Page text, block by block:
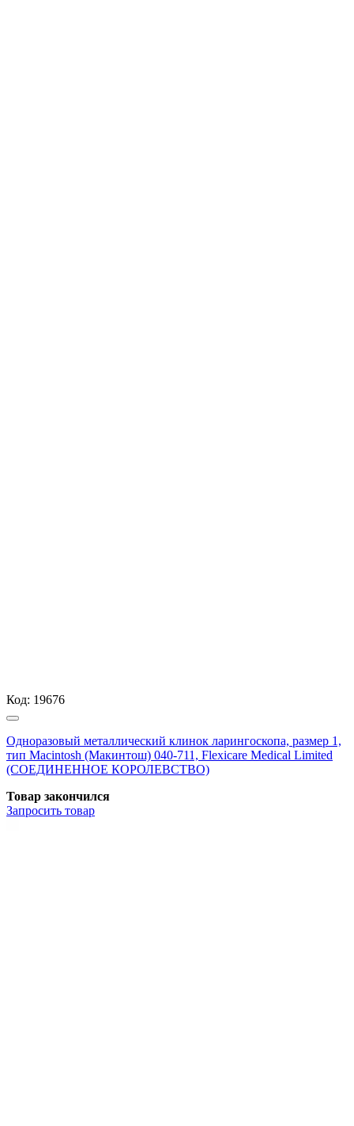
Код: 19676
Одноразовый металлический клинок ларингоскопа, размер 1,
тип Macintosh (Макинтош) 040-711, Flexicare Medical Limited
(СОЕДИНЕННОЕ КОРОЛЕВСТВО)
Товар закончился
Запросить товар